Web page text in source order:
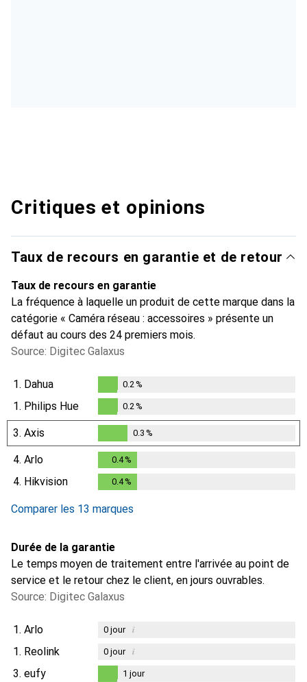
Critiques et opinions
Taux de recours en garantie et de retour
Taux de recours en garantie
La fréquence à laquelle un produit de cette marque dans la
catégorie « Caméra réseau : accessoires » présente un
défaut au cours des 24 premiers mois.
Source: Digitec Galaxus
1. Dahua
0.2%
0.2 %
1. Philips Hue
0.2%
0.2 %
3. Axis
0.3%
0.3 %
4. Arlo 0.4%
4. Hikvision 0.4%
Comparer les 13 marques
Durée de la garantie
Le temps moyen de traitement entre l'arrivée au point de
service et le retour chez le client, en jours ouvrables.
Source: Digitec Galaxus
1. Arlo 0jour i
1. Reolink 0jour i
3. eufy 1 jour